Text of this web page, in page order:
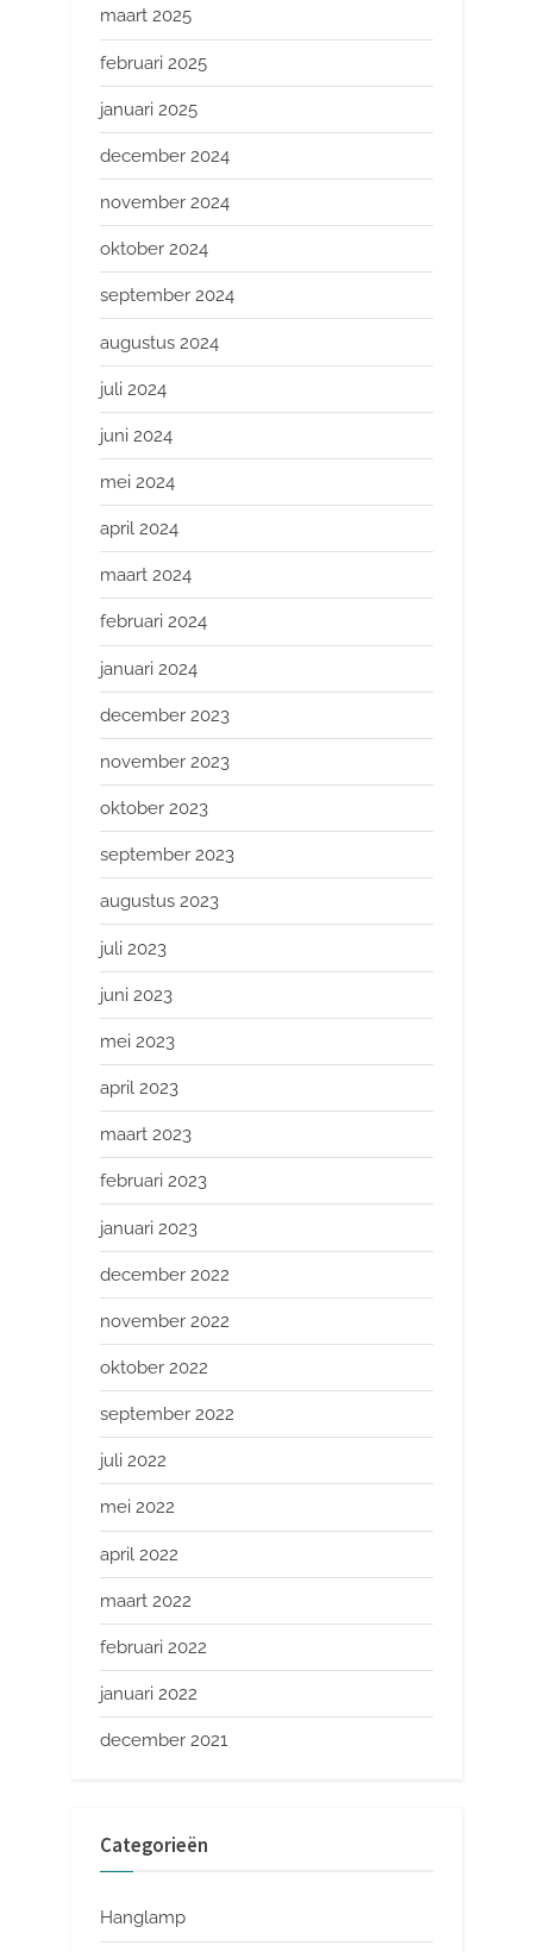
maart 2025
februari 2025
januari 2025
december 2024
november 2024
oktober 2024
september 2024
augustus 2024
juli 2024
juni 2024
mei 2024
april 2024
maart 2024
februari 2024
januari 2024
december 2023
november 2023
oktober 2023
september 2023
augustus 2023
juli 2023
juni 2023
mei 2023
april 2023
maart 2023
februari 2023
januari 2023
december 2022
november 2022
oktober 2022
september 2022
juli 2022
mei 2022
april 2022
maart 2022
februari 2022
januari 2022
december 2021
Categorieën
Hanglamp